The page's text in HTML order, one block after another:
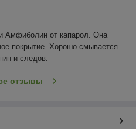
Амфиболин от капарол. Она
покрытие. Хорошо смывается
и следов.
отзывы